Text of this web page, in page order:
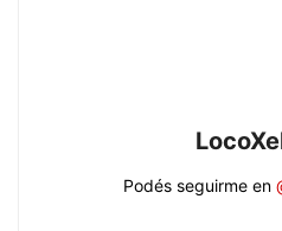
Podés seguirme en